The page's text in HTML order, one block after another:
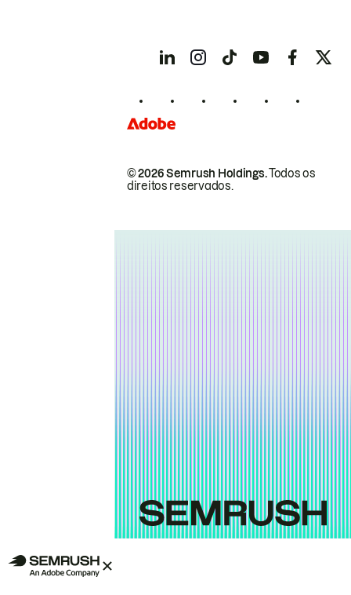
© 2026 Semrush Holdings.Todos os
direitos reservados.